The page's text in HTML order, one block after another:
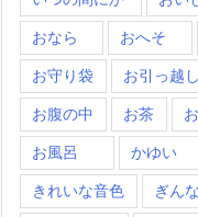
おなら おへそ
お守り袋 お引っ越し
お腹の中 お茶
お風呂 かゆい
きれいな音色 ぎん